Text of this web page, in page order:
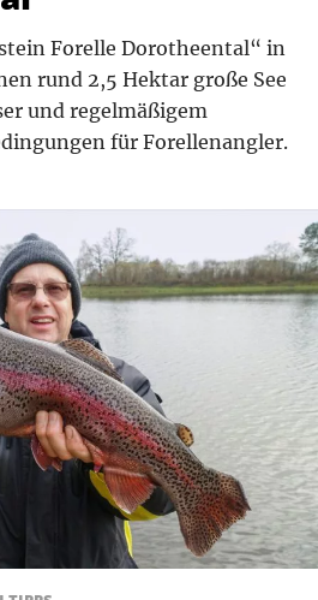
Forelle Dorotheental“ in
rund 2,5 Hektar große See
und regelmäßigem
für Forellenangler.